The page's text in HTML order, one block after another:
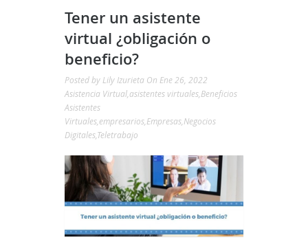
Tener un asistente
virtual ¿obligación o
beneficio?
Posted by Lily Izurieta On Ene 26, 2022
Asistencia Virtual asistentes virtuales Beneficios
Asistentes
Virtuales empresarios Empresas Negocios
DigitalesTeletrabajo